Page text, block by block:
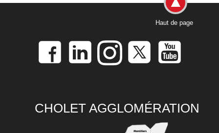
Haut de page
CHOLET AGGLOMÉRATION